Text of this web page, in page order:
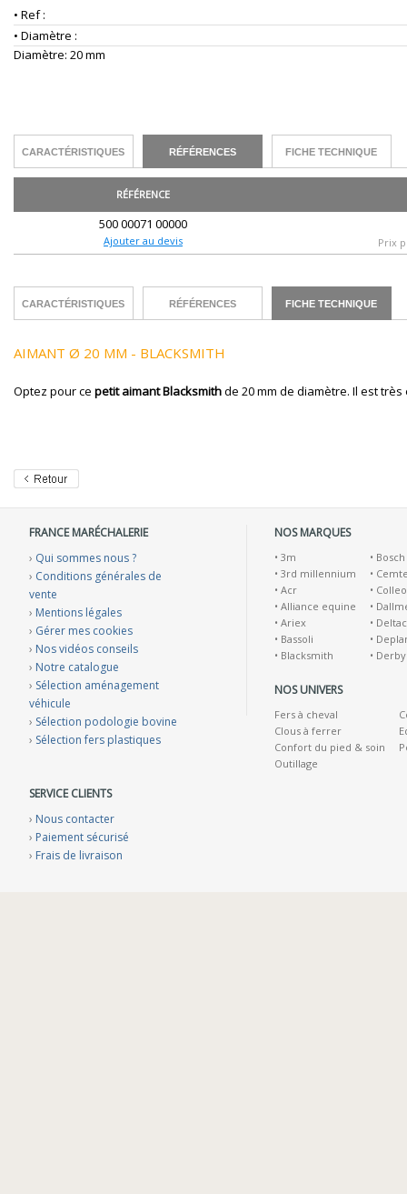
• Ref :
• Diamètre :
Diamètre: 20 mm
CARACTÉRISTIQUES RÉFÉRENCES FICHE TECHNIQUE
RÉFÉRENCE
500 00071 00000
Ajouter au devis Prix
CARACTÉRISTIQUES RÉFÉRENCES FICHE TECHNIQUE
AIMANT Ø 20 MM - BLACKSMITH
Optez pour ce petit aimant Blacksmithde 20 mm de diamètre. Il est
FRANCE MARÉCHALERIE
› Qui sommes nous ?
› Conditions générales de
vente
› Mentions légales
› Gérer mes cookies
› Nos vidéos conseils
› Notre catalogue
› Sélection aménagement
véhicule
› Sélection podologie bovine
› Sélection fers plastiques
SERVICE CLIENTS
› Nous contacter
› Paiement sécurisé
› Frais de livraison
NOS MARQUES
• 3m
• 3rd millennium
• Acr
• Alliance equine
• Ariex
• Bassoli
• Blacksmith
• Bosch
•
•
•
•
•
• Derby
NOS UNIVERS
Fers à cheval
Clous à ferrer
Confort du pied & soin
Outillage